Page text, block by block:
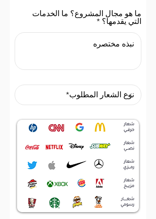
ما هو مجال المشروع؟ ما الخدمات
التي يقدمها؟